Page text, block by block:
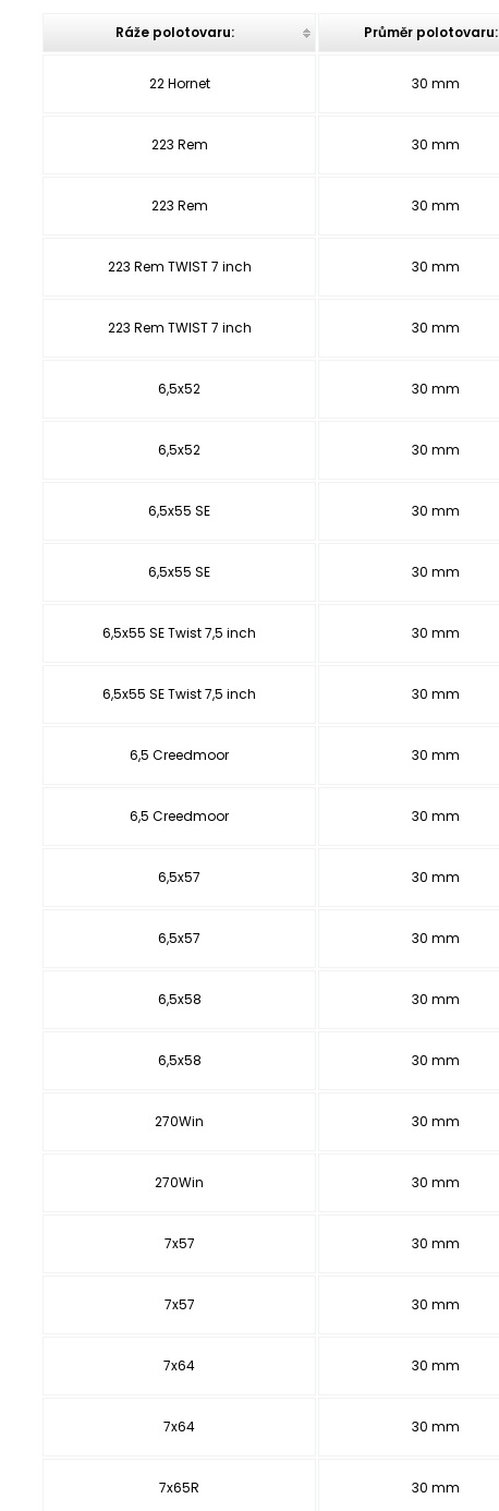
Ráže polotovaru: Průměr polotovaru:
22 Hornet 30 mm
223 Rem 30 mm
223 Rem 30 mm
223 Rem TWIST 7 inch 30 mm
223 Rem TWIST 7 inch 30 mm
6,5x52 30 mm
6,5x52 30 mm
6,5x55 SE 30 mm
6,5x55 SE 30 mm
6,5x55 SE Twist 7,5 inch 30 mm
6,5x55 SE Twist 7,5 inch 30 mm
6,5 Creedmoor 30 mm
6,5 Creedmoor 30 mm
6,5x57 30 mm
6,5x57 30 mm
6,5x58 30 mm
6,5x58 30 mm
270Win 30 mm
270Win 30 mm
7x57 30 mm
7x57 30 mm
7x64 30 mm
7x64 30 mm
7x65R 30 mm